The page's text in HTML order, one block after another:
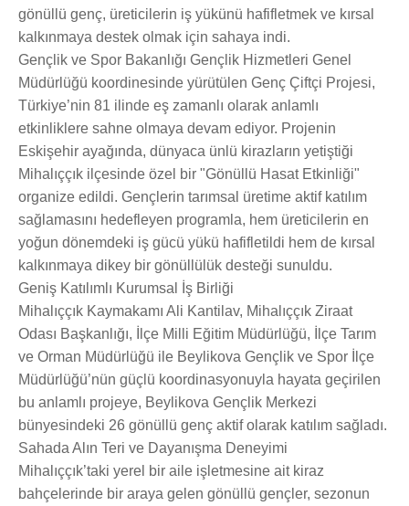
gönüllü genç, üreticilerin iş yükünü hafifletmek ve kırsal
kalkınmaya destek olmak için sahaya indi.
Gençlik ve Spor Bakanlığı Gençlik Hizmetleri Genel
Müdürlüğü koordinesinde yürütülen Genç Çiftçi Projesi,
Türkiye’nin 81 ilinde eş zamanlı olarak anlamlı
etkinliklere sahne olmaya devam ediyor. Projenin
Eskişehir ayağında, dünyaca ünlü kirazların yetiştiği
Mihalıççık ilçesinde özel bir "Gönüllü Hasat Etkinliği"
organize edildi. Gençlerin tarımsal üretime aktif katılım
sağlamasını hedefleyen programla, hem üreticilerin en
yoğun dönemdeki iş gücü yükü hafifletildi hem de kırsal
kalkınmaya dikey bir gönüllülük desteği sunuldu.
Geniş Katılımlı Kurumsal İş Birliği
Mihalıççık Kaymakamı Ali Kantilav, Mihalıççık Ziraat
Odası Başkanlığı, İlçe Milli Eğitim Müdürlüğü, İlçe Tarım
ve Orman Müdürlüğü ile Beylikova Gençlik ve Spor İlçe
Müdürlüğü’nün güçlü koordinasyonuyla hayata geçirilen
bu anlamlı projeye, Beylikova Gençlik Merkezi
bünyesindeki 26 gönüllü genç aktif olarak katılım sağladı.
Sahada Alın Teri ve Dayanışma Deneyimi
Mihalıççık’taki yerel bir aile işletmesine ait kiraz
bahçelerinde bir araya gelen gönüllü gençler, sezonun